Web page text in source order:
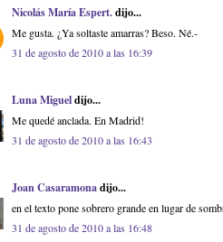
Nicolás María Espert.dijo...
Me gusta. ¿Ya soltaste amarras? Beso. Né.-
31 de agosto de 2010 a las 16:39
Luna Migueldijo...
Me quedé anclada. En Madrid!
31 de agosto de 2010 a las 16:43
Joan Casaramonadijo...
en el texto pone sobrero grande en lugar de
31 de agosto de 2010 a las 16:48